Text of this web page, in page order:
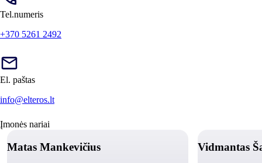
Tel.numeris
+370 5261 2492
El. paštas
info@elteros.lt
Įmonės nariai
Matas Mankevičius Vidmantas